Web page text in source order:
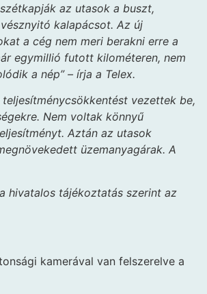
az utasok a buszt,
kalapácsot. Az új
a cég nem meri berakni erre a
egymillió futott kilométeren, nem
a nép” – írja a Telex.
vezettek be,
Nem voltak könnyű
Aztán az utasok
üzemanyagárak. A
hivatalos tájékoztatás szerint az
kamerával van felszerelve a